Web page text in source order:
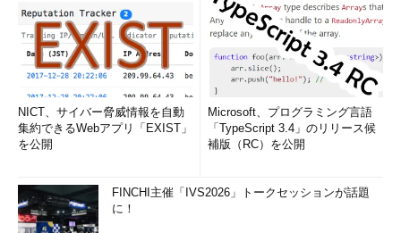
NICT、サイバー脅威情報を自動
集約できるWebアプリ「EXIST」
を公開
Microsoft、プログラミング言語
「TypeScript 3.4」のリリース候
補版（RC）を公開
FINCHI主催「IVS2026」トークセッションが話題
に！